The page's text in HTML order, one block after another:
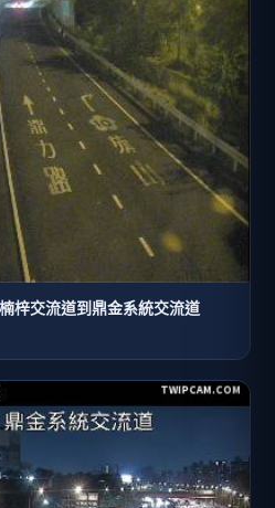
梓交流道到鼎金系統交流道